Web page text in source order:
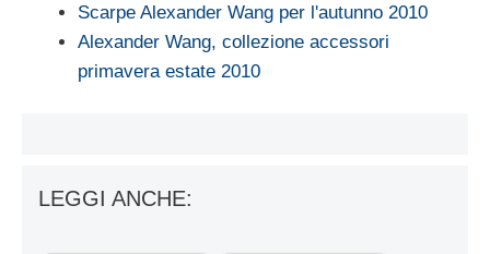
Scarpe Alexander Wang per l'autunno 2010
Alexander Wang, collezione accessori
primavera estate 2010
LEGGI ANCHE: